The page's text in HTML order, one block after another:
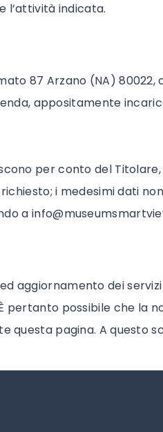
l’attività indicata.
87 Arzano (NA) 80022,
appositamente
per conto del
i medesimi dati
a
aggiornamento dei
pertanto possibile che la
questa pagina. A questo